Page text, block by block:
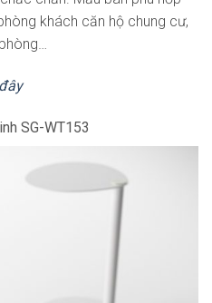
khách căn hộ chung cư,
SG-WT153